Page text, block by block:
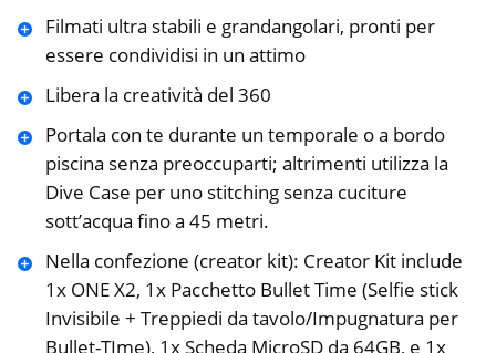
Filmati ultra stabili e grandangolari, pronti per
essere condividisi in un attimo
Libera la creatività del 360
Portala con te durante un temporale o a bordo
piscina senza preoccuparti; altrimenti utilizza la
Dive Case per uno stitching senza cuciture
sott’acqua fino a 45 metri.
Nella confezione (creator kit): Creator Kit include
1x ONE X2, 1x Pacchetto Bullet Time (Selfie stick
Invisibile + Treppiedi da tavolo/Impugnatura per
Bullet-TIme), 1x Scheda MicroSD da 64GB, e 1x